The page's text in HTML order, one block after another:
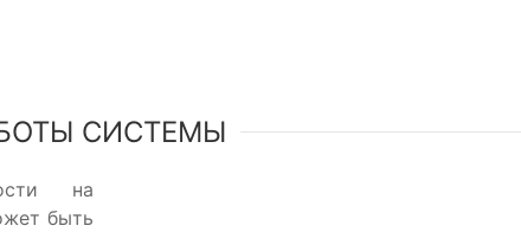
СИСТЕМЫ
на
быть